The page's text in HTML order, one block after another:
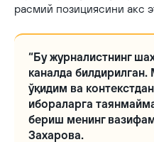
расмий позициясини акс
“Бу журналистнинг
каналда
ўқидим ва
ибораларга
бериш менинг
Захарова.